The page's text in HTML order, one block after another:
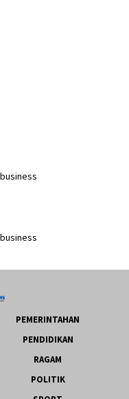
PEMERINTAHAN
PENDIDIKAN
RAGAM
POLITIK